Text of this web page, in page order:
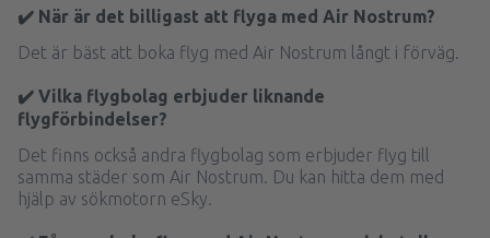
✔️ När är det billigast att flyga med Air Nostrum?
Det är bäst att boka flyg med Air Nostrum långt i förväg.
✔️ Vilka flygbolag erbjuder liknande
flygförbindelser?
Det finns också andra flygbolag som erbjuder flyg till
samma städer som Air Nostrum. Du kan hitta dem med
hjälp av sökmotorn eSky.